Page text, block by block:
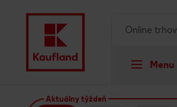
Prejsť na
Menu
Online
Aktuálny týždeň